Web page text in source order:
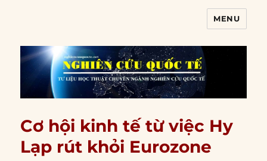
MENU
Cơ hội kinh tế từ việc Hy
Lạp rút khỏi Eurozone